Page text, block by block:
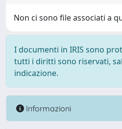
Non ci sono file associati a
I documenti in IRIS sono
tutti i diritti sono riservati,
indicazione.
Informazioni